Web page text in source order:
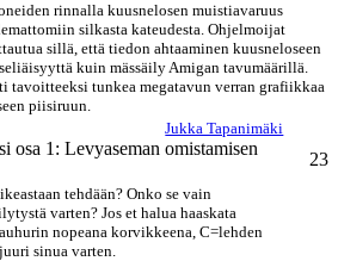
rinnalla kuusnelosen muistiavaruus
silkasta kateudesta. Ohjelmoijat
sillä, että tiedon ahtaaminen kuusneloseen
kuin mässäily Amigan tavumäärillä.
tavoitteeksi tunkea megatavun verran grafiikkaa
piisiruun.
Jukka Tapanimäki
osa 1: Levyaseman omistamisen
23
tehdään? Onko se vain
varten? Jos et halua haaskata
nopeana korvikkeena, C=lehden
sinua varten.